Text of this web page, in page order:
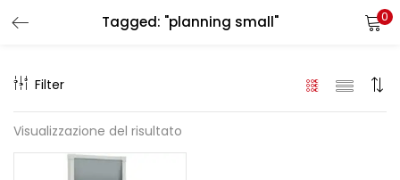
Tagged: "planning small" 0
Filter
Visualizzazione del risultato
LOGIN REGISTER
Enter your username and password to login.